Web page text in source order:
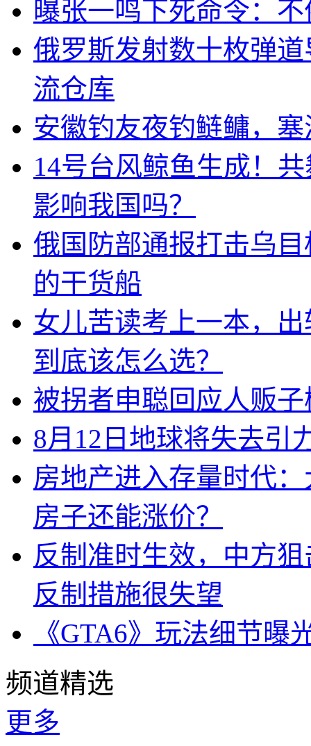
曝张一鸣下死命令：
俄罗斯发射数十枚弹
流仓库
安徽钓友夜钓鲢鳙，
14号台风鲸鱼生成！
影响我国吗？
俄国防部通报打击乌
的干货船
女儿苦读考上一本，
到底该怎么选？
被拐者申聪回应人贩
8月12日地球将失去引
房地产进入存量时代
房子还能涨价？
反制准时生效，中方
反制措施很失望
《GTA6》玩法细节
频道精选
更多